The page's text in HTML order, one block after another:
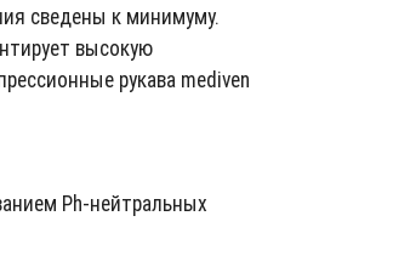
сведены к минимуму.
высокую
рукава mediven
Ph-нейтральных